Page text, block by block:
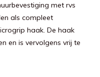
met rvs
als compleet
haak. De haak
en is vervolgens vrij te